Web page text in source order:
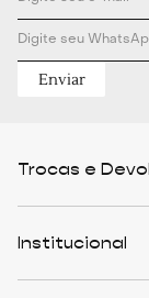
Enviar
Trocas e
Formas de
Institucional